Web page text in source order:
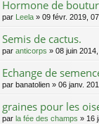
Hormone de
par Leela » 09 févr. 2019,
Semis de cactus.
par anticorps » 08 juin
Echange de
par banatolien » 06 janv.
graines pour les
par la fée des champs » 16